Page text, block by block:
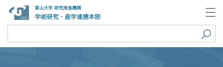
富山大学 研究推進機構
学術研究・産学連携本部